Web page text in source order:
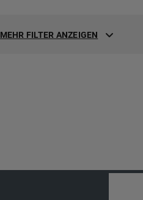
MEHR FILTER ANZEIGEN